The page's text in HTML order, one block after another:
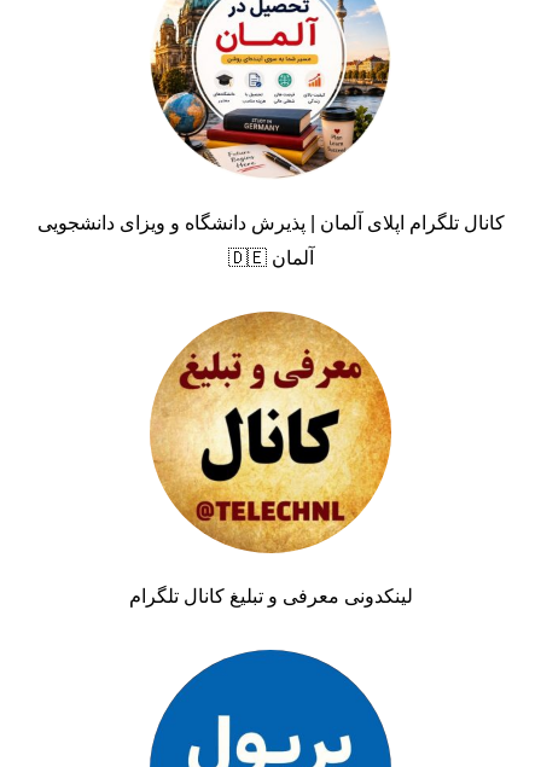
کانال تلگرام اپلای آلمان | پذیرش دانشگاه و ویزای دانشجویی
آلمان 🇩🇪
لینکدونی معرفی و تبلیغ کانال تلگرام